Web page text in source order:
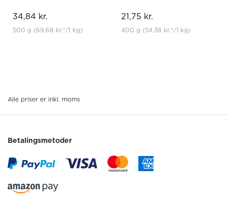
34,84 kr.
500 g (69,68 kr.*/1 kg)
21,75 kr.
400 g (54,38 kr.*/1 kg)
Alle priser er inkl. moms
Betalingsmetoder